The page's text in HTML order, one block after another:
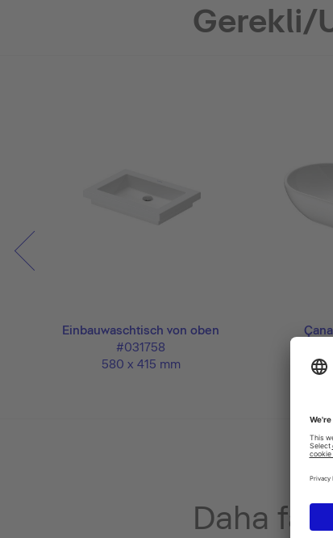
Gerekli/
Einbauwaschtisch von oben
#031758
580 x 415 mm
495
Daha